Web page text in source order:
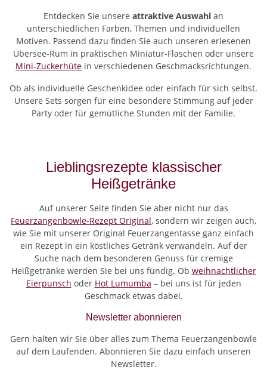
Entdecken Sie unsere attraktive Auswahl an
unterschiedlichen Farben, Themen und individuellen
Motiven. Passend dazu finden Sie auch unseren erlesenen
Übersee-Rum in praktischen Miniatur-Flaschen oder unsere
Mini-Zuckerhüte in verschiedenen Geschmacksrichtungen.
Ob als individuelle Geschenkidee oder einfach für sich selbst.
Unsere Sets sorgen für eine besondere Stimmung auf jeder
Party oder für gemütliche Stunden mit der Familie.
Lieblingsrezepte klassischer
Heißgetränke
Auf unserer Seite finden Sie aber nicht nur das
Feuerzangenbowle-Rezept Original, sondern wir zeigen auch,
wie Sie mit unserer Original Feuerzangentasse ganz einfach
ein Rezept in ein köstliches Getränk verwandeln. Auf der
Suche nach dem besonderen Genuss für cremige
Heißgetränke werden Sie bei uns fündig. Ob weihnachtlicher
Eierpunsch oder Hot Lumumba – bei uns ist für jeden
Geschmack etwas dabei.
Newsletter abonnieren
Gern halten wir Sie über alles zum Thema Feuerzangenbowle
auf dem Laufenden. Abonnieren Sie dazu einfach unseren
Newsletter.